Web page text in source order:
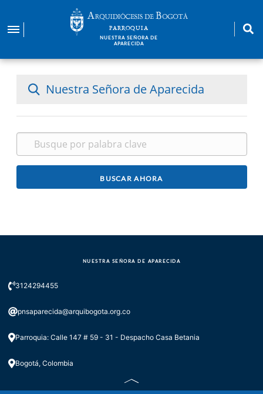
contenido
PARROQUIA
NUESTRA SEÑORA DE
APARECIDA
Nuestra Señora de Aparecida
NUESTRA SEÑORA DE APARECIDA
3124294455
pnsaparecida@arquibogota.org.co
Parroquia: Calle 147 # 59 - 31 - Despacho Casa Betania
Bogotá, Colombia